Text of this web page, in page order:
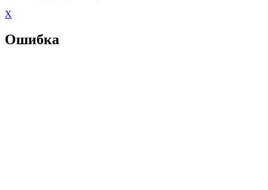
X
Ошибка